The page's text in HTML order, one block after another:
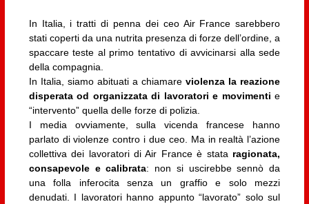
In Italia, i tratti di penna dei ceo Air France sarebbero
stati coperti da una nutrita presenza di forze dell’ordine, a
spaccare teste al primo tentativo di avvicinarsi alla sede
della compagnia.
In Italia, siamo abituati a chiamareviolenza la reazione
disperata od organizzata di lavoratori e movimenti e
“intervento” quella delle forze di polizia.
I media ovviamente, sulla vicenda francese hanno
parlato di violenze contro i due ceo. Ma in realtà l’azione
collettiva dei lavoratori di Air France è stata ragionata,
consapevole e calibrata: non si uscirebbe sennò da
una folla inferocita senza un graffio e solo mezzi
denudati. I lavoratori hanno appunto “lavorato” solo sul